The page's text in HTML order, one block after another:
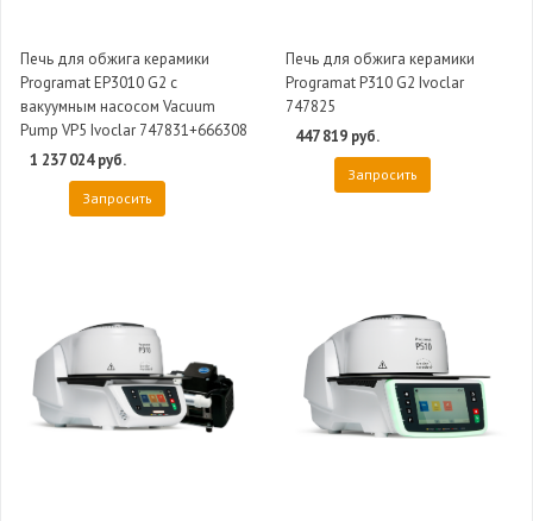
Печь для обжига керамики
Programat EP3010 G2 с
вакуумным насосом Vacuum
Pump VP5 Ivoclar 747831+666308
1 237 024 руб.
Запросить
Печь для обжига керамики
Programat P310 G2 Ivoclar
747825
447 819 руб.
Запросить